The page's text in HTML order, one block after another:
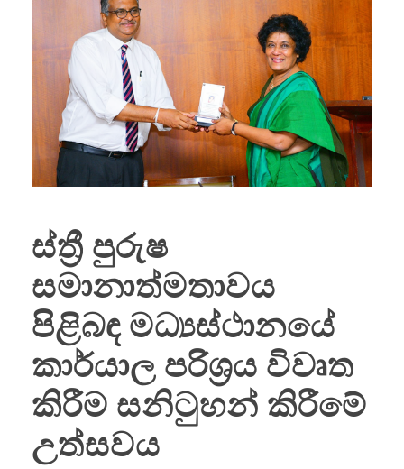
ස්ත්‍රී පුරුෂ
සමානාත්මතාවය
පිළිබඳ මධ්‍යස්ථානයේ
කාර්යාල පරිශ්‍රය විවෘත
කිරීම සනිටුහන් කිරීමේ
උත්සවය